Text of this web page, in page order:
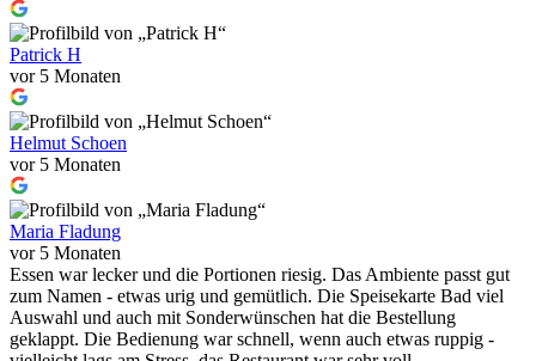
Patrick H
vor 5 Monaten
Helmut Schoen
vor 5 Monaten
Maria Fladung
vor 5 Monaten
Essen war lecker und die Portionen riesig. Das Ambiente passt gut
zum Namen - etwas urig und gemütlich. Die Speisekarte Bad viel
Auswahl und auch mit Sonderwünschen hat die Bestellung
geklappt. Die Bedienung war schnell, wenn auch etwas ruppig -